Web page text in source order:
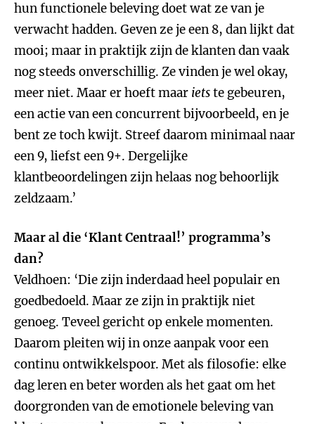
hun functionele beleving doet wat ze van je
verwacht hadden. Geven ze je een 8, dan lijkt dat
mooi; maar in praktijk zijn de klanten dan vaak
nog steeds onverschillig. Ze vinden je wel okay,
meer niet. Maar er hoeft maar ietste gebeuren,
een actie van een concurrent bijvoorbeeld, en je
bent ze toch kwijt. Streef daarom minimaal naar
een 9, liefst een 9+. Dergelijke
klantbeoordelingen zijn helaas nog behoorlijk
zeldzaam.’
Maar al die ‘Klant Centraal!’ programma’s
dan?
Veldhoen: ‘Die zijn inderdaad heel populair en
goedbedoeld. Maar ze zijn in praktijk niet
genoeg. Teveel gericht op enkele momenten.
Daarom pleiten wij in onze aanpak voor een
continu ontwikkelspoor. Met als filosofie: elke
dag leren en beter worden als het gaat om het
doorgronden van de emotionele beleving van